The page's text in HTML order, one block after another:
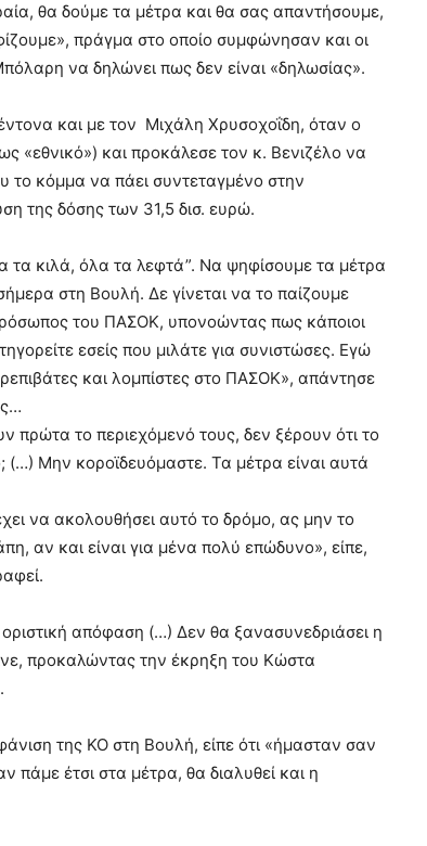
θα δούμε τα μέτρα και θα σας απαντήσουμε,
πράγμα στο οποίο συμφώνησαν και οι
να δηλώνει πως δεν είναι «δηλωσίας».
και με τον Μιχάλη Χρυσοχοΐδη, όταν ο
«εθνικό») και προκάλεσε τον κ. Βενιζέλο να
το κόμμα να πάει συντεταγμένο στην
της δόσης των 31,5 δισ. ευρώ.
τα κιλά, όλα τα λεφτά”. Να ψηφίσουμε τα μέτρα
στη Βουλή. Δε γίνεται να το παίζουμε
του ΠΑΣΟΚ, υπονοώντας πως κάποιοι
εσείς που μιλάτε για συνιστώσες. Εγώ
και λομπίστες στο ΠΑΣΟΚ», απάντησε
πρώτα το περιεχόμενό τους, δεν ξέρουν ότι το
(…) Μην κοροϊδευόμαστε. Τα μέτρα είναι αυτά
να ακολουθήσει αυτό το δρόμο, ας μην το
αν και είναι για μένα πολύ επώδυνο», είπε,
απόφαση (…) Δεν θα ξανασυνεδριάσει η
προκαλώντας την έκρηξη του Κώστα
της ΚΟ στη Βουλή, είπε ότι «ήμασταν σαν
πάμε έτσι στα μέτρα, θα διαλυθεί και η